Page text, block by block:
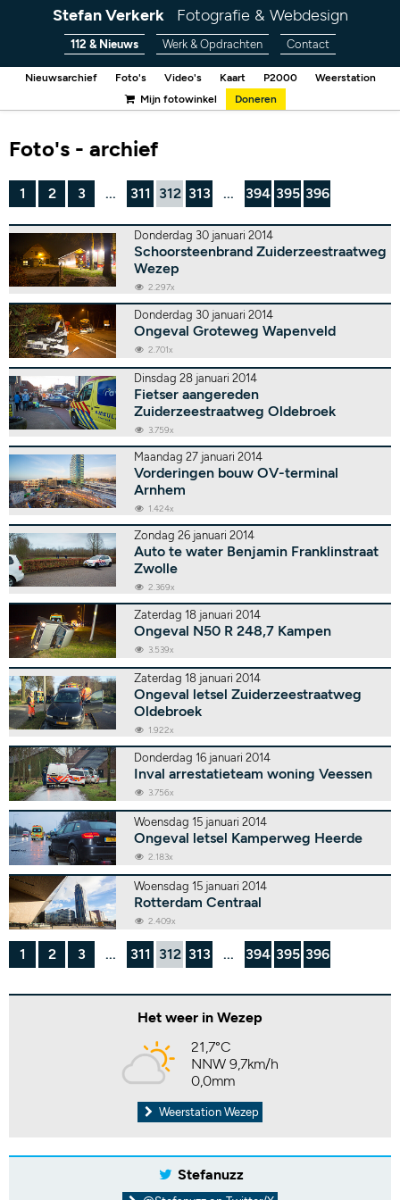
Stefan Verkerk Fotografie & Webdesign
112 & Nieuws Werk & Opdrachten Contact
Nieuwsarchief Foto's Video's Kaart P2000
Weerstation
Mijn fotowinkel
Doneren
Foto's - archief
1 2 3 ... 311 312 313 ... 394 395 396
Donderdag 30 januari 2014
Schoorsteenbrand Zuiderzeestraatweg
Wezep
2.297x
Donderdag 30 januari 2014
Ongeval Groteweg Wapenveld
2.701x
Dinsdag 28 januari 2014
Fietser aangereden
Zuiderzeestraatweg Oldebroek
3.759x
Maandag 27 januari 2014
Vorderingen bouw OV-terminal
Arnhem
1.424x
Zondag 26 januari 2014
Auto te water Benjamin Franklinstraat
Zwolle
2.369x
Zaterdag 18 januari 2014
Ongeval N50 R 248,7 Kampen
3.539x
Zaterdag 18 januari 2014
Ongeval letsel Zuiderzeestraatweg
Oldebroek
1.922x
Donderdag 16 januari 2014
Inval arrestatieteam woning Veessen
3.756x
Woensdag 15 januari 2014
Ongeval letsel Kamperweg Heerde
2.183x
Woensdag 15 januari 2014
Rotterdam Centraal
2.409x
1 2 3 ... 311 312 313 ... 394 395 396
Het weer in Wezep
21,7°C
NNW 9,7km/h
0,0mm
Weerstation Wezep
Stefanuzz